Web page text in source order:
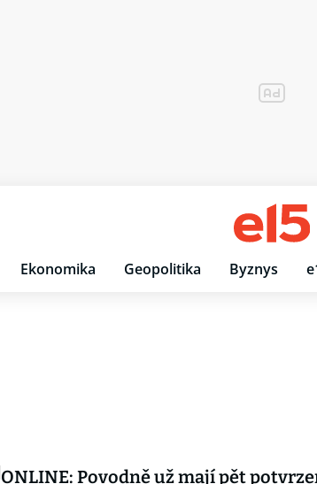
Ekonomika Geopolitika Byznys
ONLINE: Povodně už mají pět